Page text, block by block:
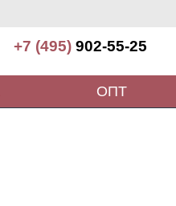
+7 (495) 902-55-25
ОПТ